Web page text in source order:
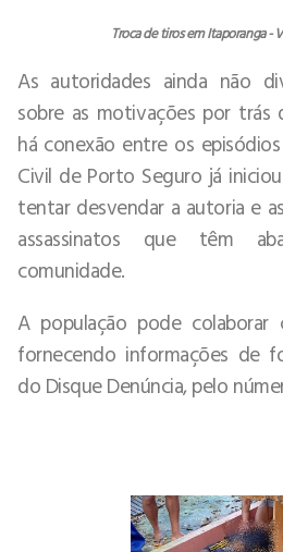
Troca de tiros em Itaporanga -
As autoridades ainda não
sobre as motivações por trás
há conexão entre os
Civil de Porto Seguro já
tentar desvendar a autoria e
assassinatos que têm
comunidade.
A população pode colaborar
fornecendo informações de
do Disque Denúncia, pelo